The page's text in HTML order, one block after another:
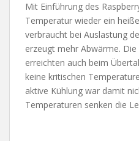
Mit Einführung des
Temperatur wieder ein
verbraucht bei Auslastung
erzeugt mehr Abwärme.
erreichten auch beim
keine kritischen
aktive Kühlung war damit
Temperaturen senken die